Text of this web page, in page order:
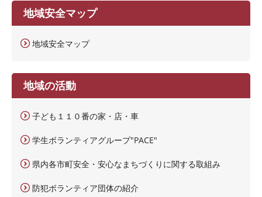
地域安全マップ
地域安全マップ
地域の活動
子ども１１０番の家・店・車
学生ボランティアグループ"PACE"
県内各市町安全・安心なまちづくりに関する取組み
防犯ボランティア団体の紹介